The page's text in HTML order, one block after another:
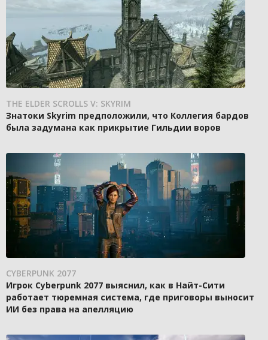
THE ELDER SCROLLS V: SKYRIM
Знатоки Skyrim предположили, что Коллегия бардов
была задумана как прикрытие Гильдии воров
CYBERPUNK 2077
Игрок Cyberpunk 2077 выяснил, как в Найт-Сити
работает тюремная система, где приговоры выносит
ИИ без права на апелляцию